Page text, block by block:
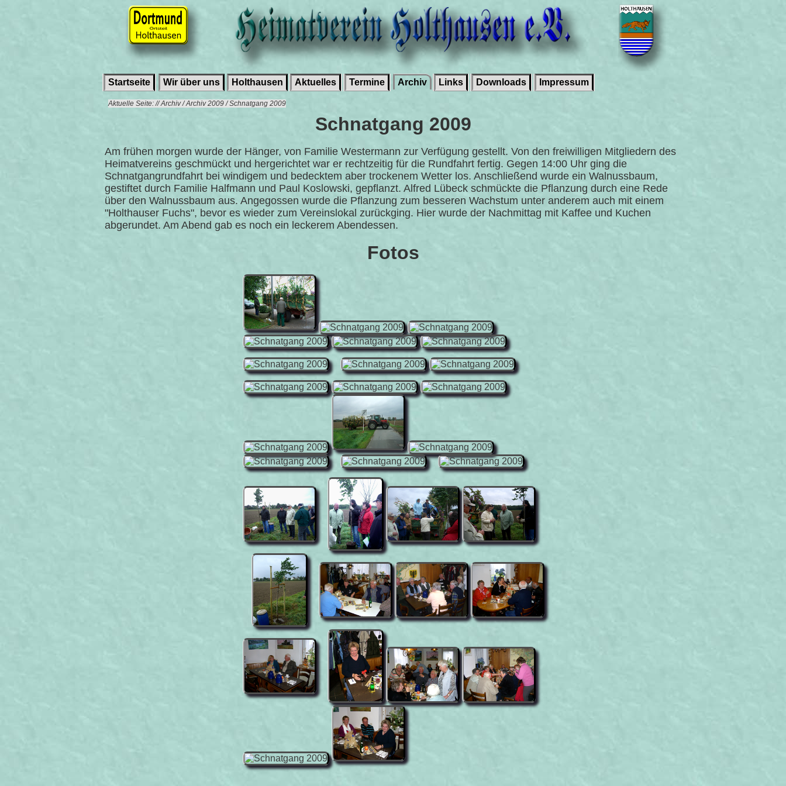
Startseite Wir über uns Holthausen Aktuelles Termine Archiv Links Downloads Impressum
Aktuelle Seite: // Archiv / Archiv 2009 / Schnatgang 2009
Schnatgang 2009
Am frühen morgen wurde der Hänger, von Familie Westermann zur Verfügung gestellt. Von den freiwilligen Mitgliedern des
Heimatvereins geschmückt und hergerichtet war er rechtzeitig für die Rundfahrt fertig. Gegen 14:00 Uhr ging die
Schnatgangrundfahrt bei windigem und bedecktem aber trockenem Wetter los. Anschließend wurde ein Walnussbaum,
gestiftet durch Familie Halfmann und Paul Koslowski, gepflanzt. Alfred Lübeck schmückte die Pflanzung durch eine Rede
über den Walnussbaum aus. Angegossen wurde die Pflanzung zum besseren Wachstum unter anderem auch mit einem
"Holthauser Fuchs", bevor es wieder zum Vereinslokal zurückging. Hier wurde der Nachmittag mit Kaffee und Kuchen
abgerundet. Am Abend gab es noch ein leckerem Abendessen.
Fotos